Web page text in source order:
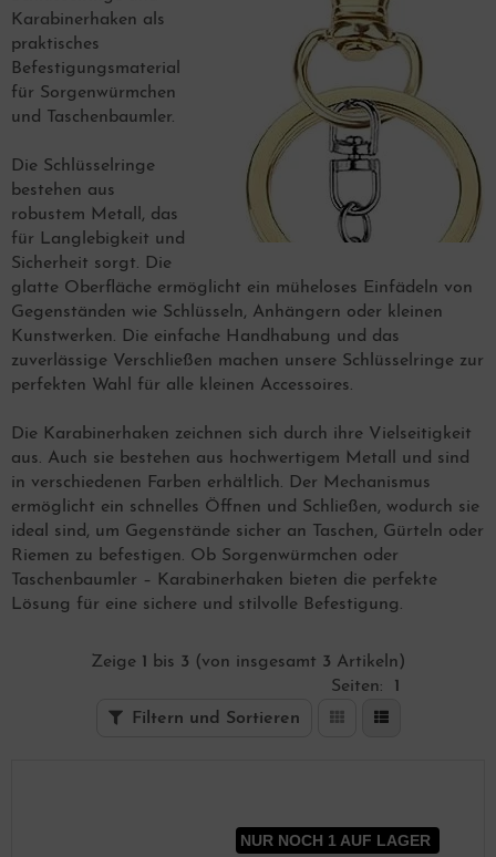
Karabinerhaken als
praktisches
Befestigungsmaterial
für Sorgenwürmchen
und Taschenbaumler.
Die Schlüsselringe
bestehen aus
robustem Metall, das
für Langlebigkeit und
Sicherheit sorgt. Die
glatte Oberfläche ermöglicht ein müheloses Einfädeln von
Gegenständen wie Schlüsseln, Anhängern oder kleinen
Kunstwerken. Die einfache Handhabung und das
zuverlässige Verschließen machen unsere Schlüsselringe zur
perfekten Wahl für alle kleinen Accessoires.
Die Karabinerhaken zeichnen sich durch ihre Vielseitigkeit
aus. Auch sie bestehen aus hochwertigem Metall und sind
in verschiedenen Farben erhältlich. Der Mechanismus
ermöglicht ein schnelles Öffnen und Schließen, wodurch sie
ideal sind, um Gegenstände sicher an Taschen, Gürteln oder
Riemen zu befestigen. Ob Sorgenwürmchen oder
Taschenbaumler – Karabinerhaken bieten die perfekte
Lösung für eine sichere und stilvolle Befestigung.
Filtern und Sortieren
Zeige 1 bis 3 (von insgesamt 3 Artikeln)
Seiten: 1
NUR NOCH 1 AUF LAGER